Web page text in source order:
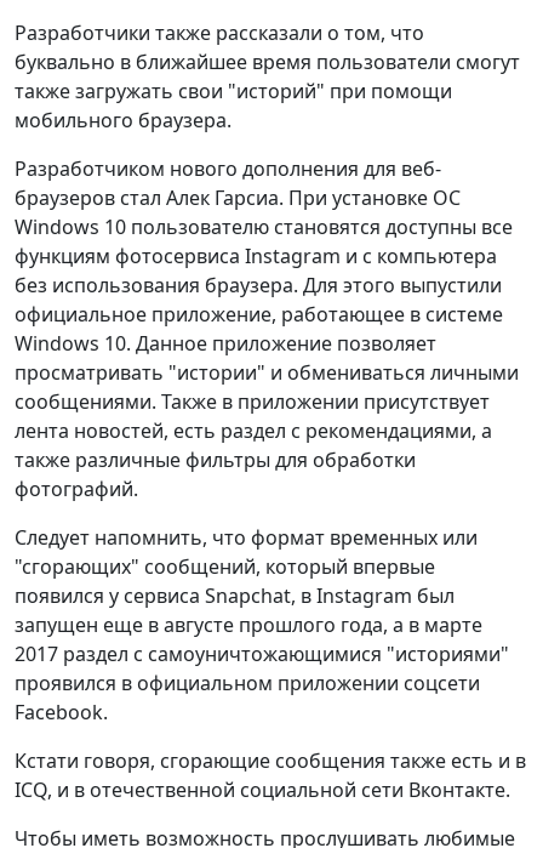
Разработчики также рассказали о том, что
буквально в ближайшее время пользователи смогут
также загружать свои "историй" при помощи
мобильного браузера.
Разработчиком нового дополнения для веб-
браузеров стал Алек Гарсиа. При установке ОС
Windows 10 пользователю становятся доступны все
функциям фотосервиса Instagram и с компьютера
без использования браузера. Для этого выпустили
официальное приложение, работающее в системе
Windows 10. Данное приложение позволяет
просматривать "истории" и обмениваться личными
сообщениями. Также в приложении присутствует
лента новостей, есть раздел с рекомендациями, а
также различные фильтры для обработки
фотографий.
Следует напомнить, что формат временных или
"сгорающих" сообщений, который впервые
появился у сервиса Snapchat, в Instagram был
запущен еще в августе прошлого года, а в марте
2017 раздел с самоуничтожающимися "историями"
проявился в официальном приложении соцсети
Facebook.
Кстати говоря, сгорающие сообщения также есть и в
ICQ, и в отечественной социальной сети Вконтакте.
Чтобы иметь возможность прослушивать любимые